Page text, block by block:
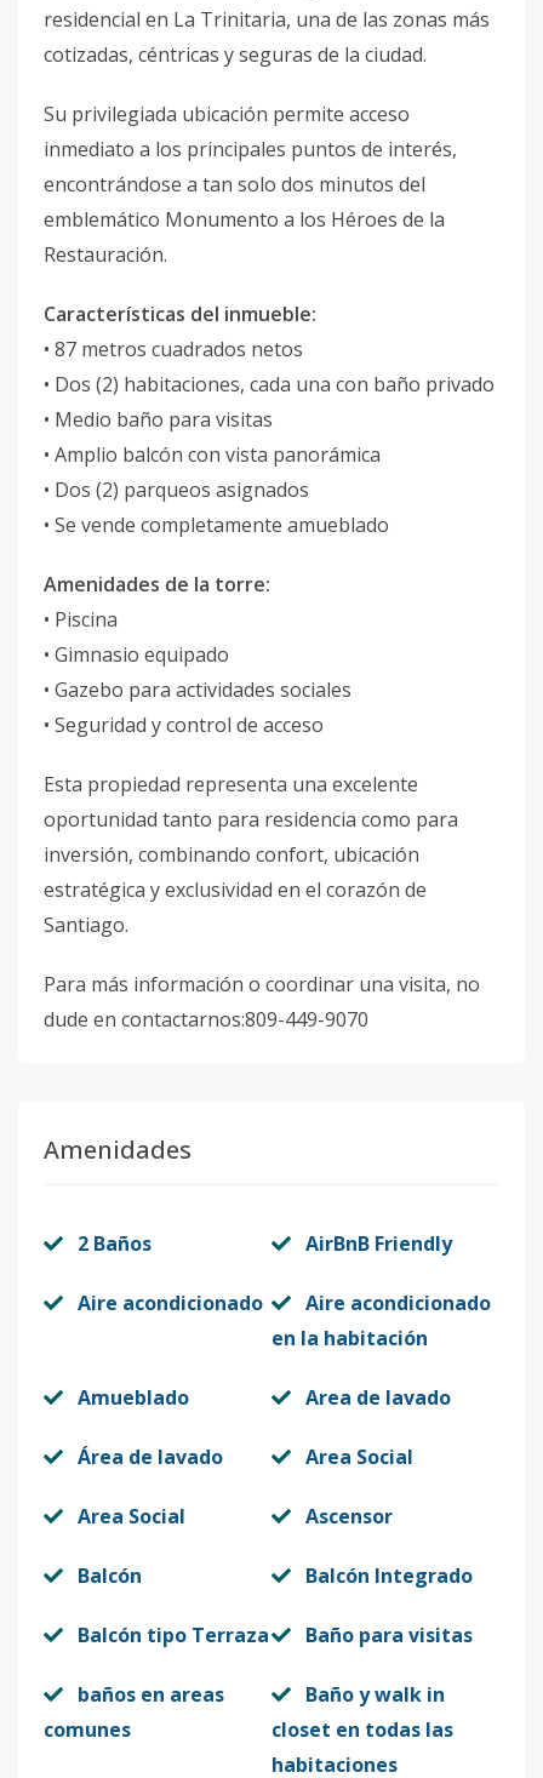
residencial en La Trinitaria, una de las zonas más
cotizadas, céntricas y seguras de la ciudad.
Su privilegiada ubicación permite acceso
inmediato a los principales puntos de interés,
encontrándose a tan solo dos minutos del
emblemático Monumento a los Héroes de la
Restauración.
Características del inmueble:
• 87 metros cuadrados netos
• Dos (2) habitaciones, cada una con baño privado
• Medio baño para visitas
• Amplio balcón con vista panorámica
• Dos (2) parqueos asignados
• Se vende completamente amueblado
Amenidades de la torre:
• Piscina
• Gimnasio equipado
• Gazebo para actividades sociales
• Seguridad y control de acceso
Esta propiedad representa una excelente
oportunidad tanto para residencia como para
inversión, combinando confort, ubicación
estratégica y exclusividad en el corazón de
Santiago.
Para más información o coordinar una visita, no
dude en contactarnos:809-449-9070
Amenidades
2 Baños AirBnB Friendly
Aire acondicionado
Aire acondicionado
en la habitación
Amueblado Area de lavado
Área de lavado Area Social
Area Social Ascensor
Balcón Balcón Integrado
Balcón tipo Terraza Baño para visitas
baños en areas
comunes
Baño y walk in
closet en todas las
habitaciones